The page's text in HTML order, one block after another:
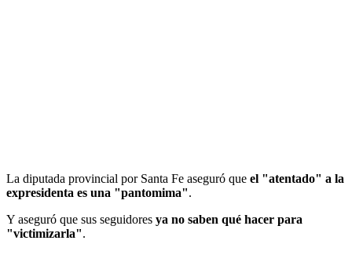
La diputada provincial por Santa Fe aseguró que el "atentado" a la
expresidenta es una "pantomima".
Y aseguró que sus seguidores ya no saben qué hacer para
"victimizarla".